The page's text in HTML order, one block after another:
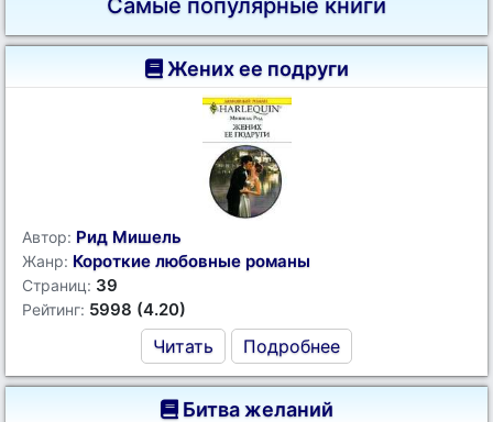
Самые популярные книги
Жених ее подруги
Автор: Рид Мишель
Жанр: Короткие любовные романы
Страниц: 39
Рейтинг: 5998 (4.20)
Читать Подробнее
Битва желаний